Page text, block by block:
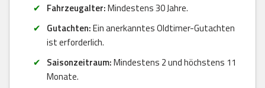
Fahrzeugalter:Mindestens 30 Jahre.
Gutachten:Ein anerkanntes Oldtimer-Gutachten
ist erforderlich.
Saisonzeitraum:Mindestens 2 und höchstens 11
Monate.